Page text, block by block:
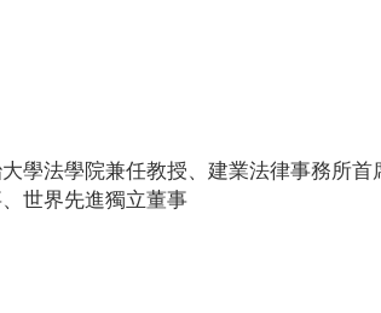
學法學院兼任教授、建業法律事務所首
世界先進獨立董事